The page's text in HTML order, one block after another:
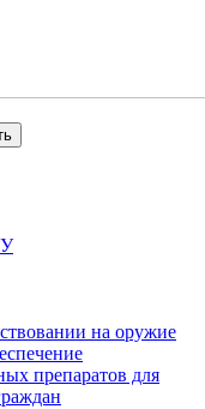
на оружие
препаратов для